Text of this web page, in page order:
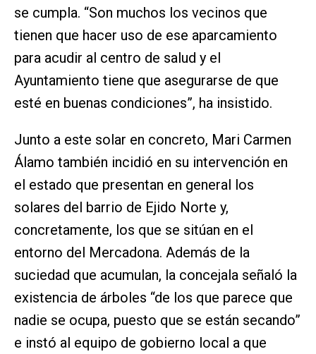
se cumpla. “Son muchos los vecinos que
tienen que hacer uso de ese aparcamiento
para acudir al centro de salud y el
Ayuntamiento tiene que asegurarse de que
esté en buenas condiciones”, ha insistido.
Junto a este solar en concreto, Mari Carmen
Álamo también incidió en su intervención en
el estado que presentan en general los
solares del barrio de Ejido Norte y,
concretamente, los que se sitúan en el
entorno del Mercadona. Además de la
suciedad que acumulan, la concejala señaló la
existencia de árboles “de los que parece que
nadie se ocupa, puesto que se están secando”
e instó al equipo de gobierno local a que